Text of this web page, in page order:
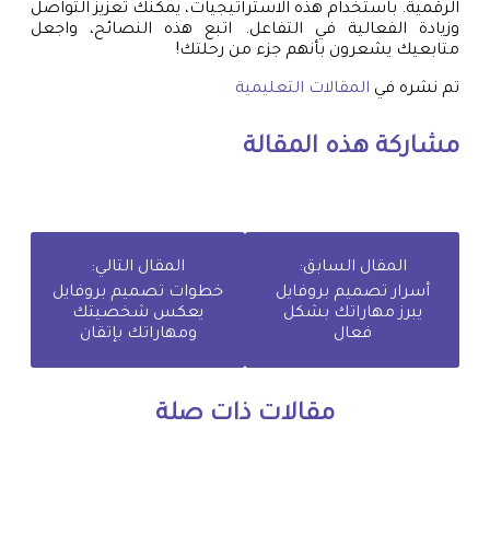
الرقمية. باستخدام هذه الاستراتيجيات، يمكنك تعزيز التواصل
وزيادة الفعالية في التفاعل. اتبع هذه النصائح، واجعل
متابعيك يشعرون بأنهم جزء من رحلتك!
تم نشره في المقالات التعليمية
مشاركة هذه المقالة
المقال السابق:
أسرار تصميم بروفايل
يبرز مهاراتك بشكل
فعال
المقال التالي:
خطوات تصميم بروفايل
يعكس شخصيتك
ومهاراتك بإتقان
مقالات ذات صلة